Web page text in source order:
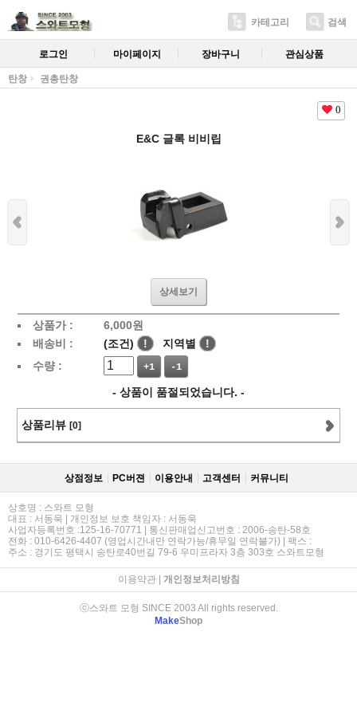
카테고리 검색
로그인 마이페이지 장바구니 관심상품
탄창 권총탄창
0
E&C 글록 비비립
상세보기
상품가 : 6,000원
배송비 :
(조건) ! 지역별
!
수량 :
+1 -1
- 상품이 품절되었습니다. -
상품리뷰 [0]
상점정보 PC버젼 이용안내 고객센터 커뮤니티
상호명 : 스와트 모형
대표 : 서동욱 | 개인정보 보호 책임자 : 서동욱
사업자등록번호 :125-16-70771 | 통신판매업신고번호 : 2006-송탄-58호
전화 : 010-6426-4407 (영업시간내만 연락가능/휴무일 연락불가) | 팩스 :
주소 : 경기도 평택시 송탄로40번길 79-6 우미프라자 3층 303호 스와트모형
이용약관| 개인정보처리방침
ⓒ스와트 모형 SINCE 2003 All rights reserved.
MakeShop